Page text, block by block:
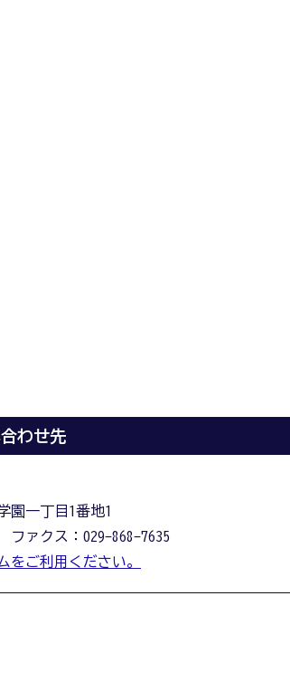
わせ先
園一丁目1番地1
ァクス：029-868-7635
をご利用ください。